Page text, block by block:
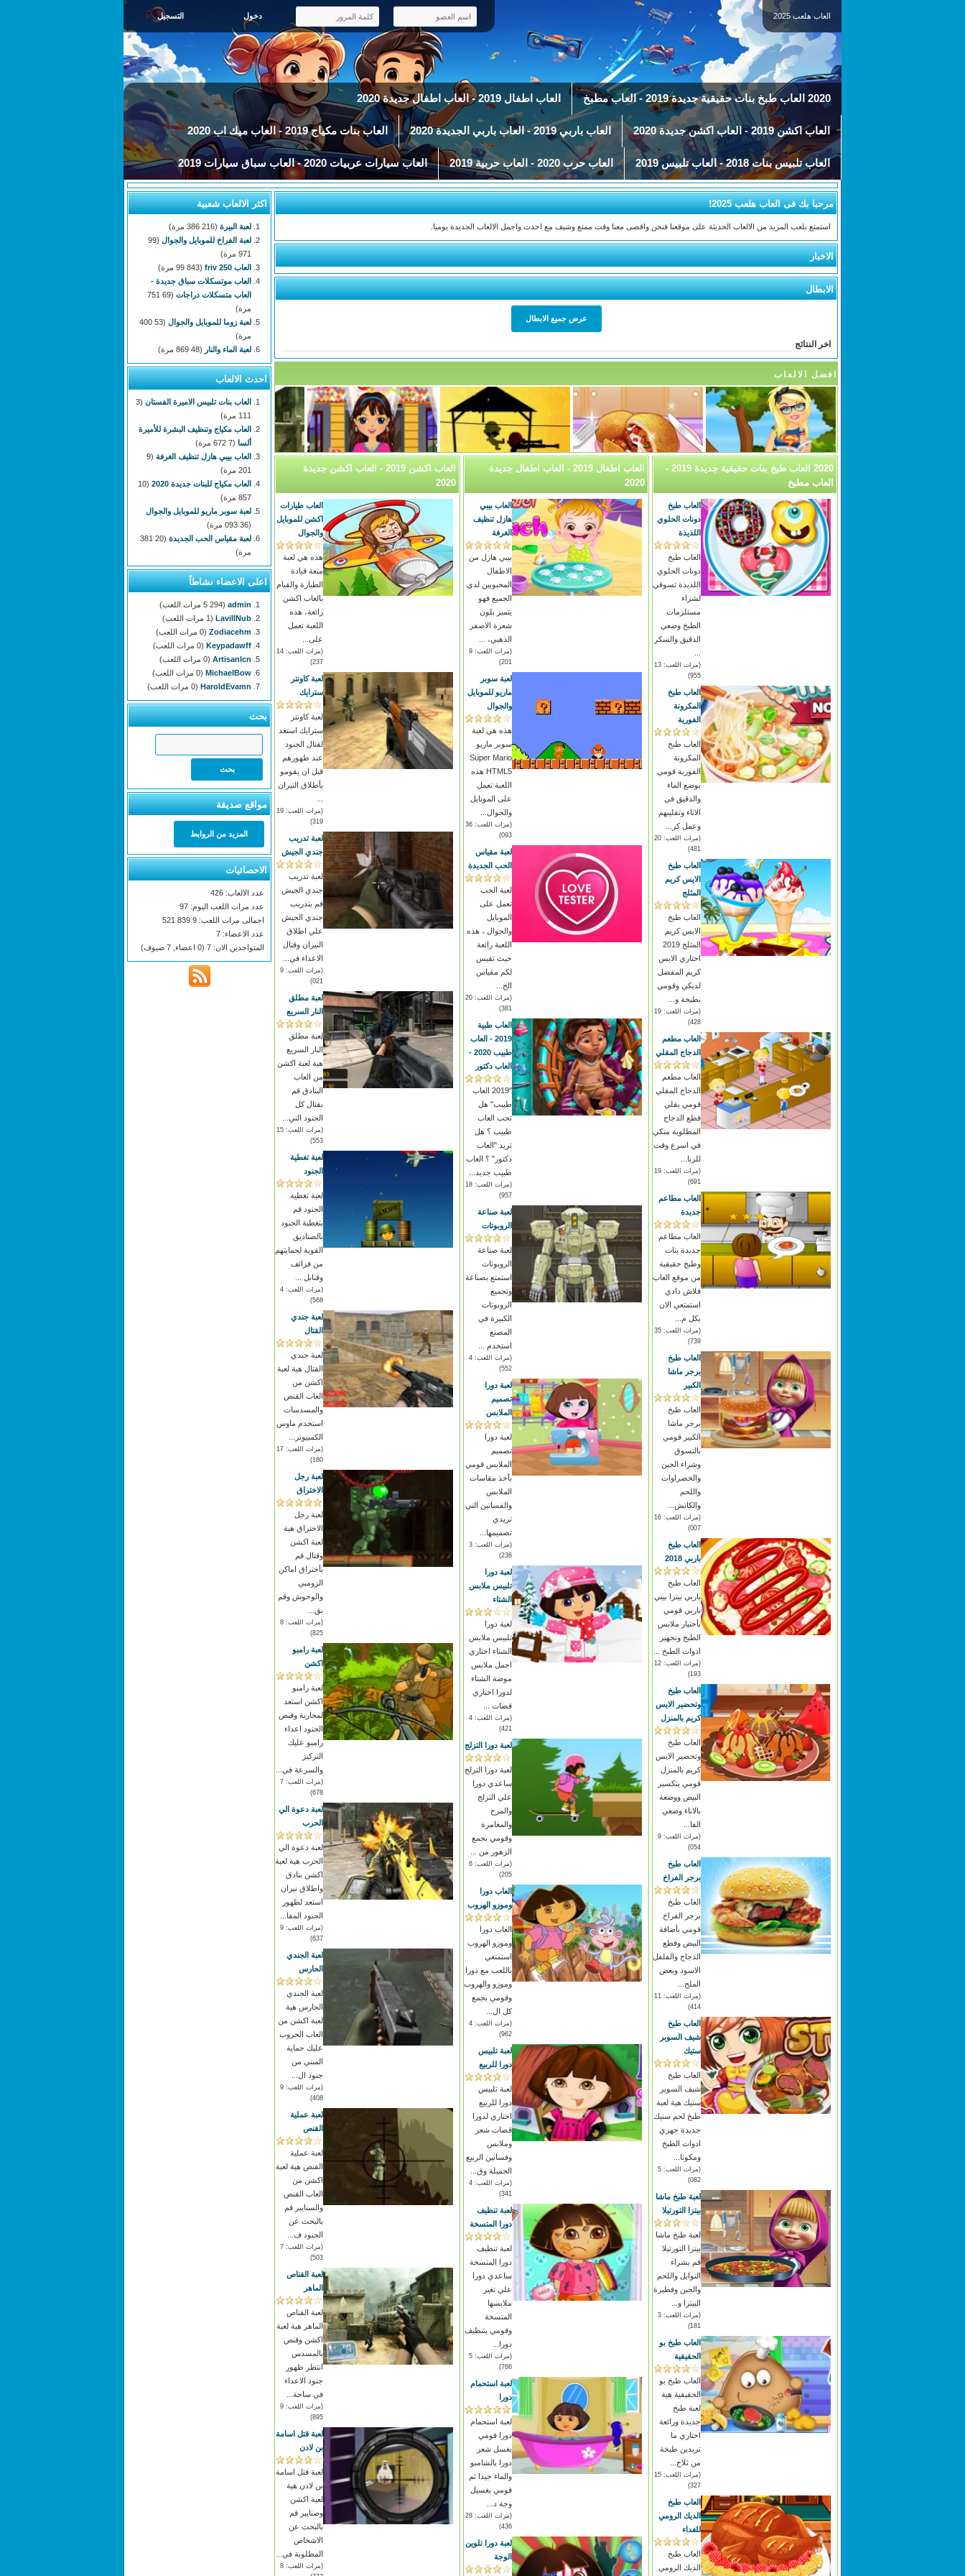
العاب هلعب 2025 التسجيل
2020 العاب طبخ بنات حقيقية جديدة 2019 - العاب مطبخ العاب اطفال 2019 - العاب اطفال جديدة 2020
العاب اكشن 2019 - العاب اكشن جديدة 2020 العاب باربي 2019 - العاب باربي الجديدة 2020 العاب بنات مكياج 2019 - العاب ميك اب 2020
العاب تلبيس بنات 2018 - العاب تلبيس 2019 العاب حرب 2020 - العاب حربية 2019 العاب سيارات عربيات 2020 - العاب سباق سيارات 2019
مرحبا بك فى العاب هلعب 2025!
استمتع بلعب المزيد من الالعاب الحديثة على موقعنا فنحن واقضى معنا وقت ممتع وشيف مع احدث واجمل الالعاب الجديدة يوميا.
الاخبار
الابطال
عرض جميع الابطال
اخر النتائج
افضل الالعاب
2020 العاب طبخ بنات حقيقية جديدة 2019 -
العاب مطبخ
العاب طبخ
دونات الحلوي
اللذيذة
العاب طبخ
دونات الحلوي
اللذيذة تسوقي
لشراء
مستلزمات
الطبخ وضعي
الدقيق والسكر
(مرات اللعب: 13
955)
العاب طبخ
المكرونة
الفورية
العاب طبخ
المكرونة
الفورية قومي
بوضع الماء
والدقيق في
الاناء وتقليبهم
وعمل كر...
(مرات اللعب: 20
481)
العاب طبخ
الايس كريم
المثلج
العاب طبخ
الايس كريم
المثلج 2019
اختاري الايس
كريم المفضل
لديكي وقومي
بطبخة و...
(مرات اللعب: 19
428)
العاب مطعم
الدجاج المقلي
العاب مطعم
الدجاج المقلي
قومي بقلي
قطع الدجاج
المطلوبة منكي
في اسرع وقت
للزبا...
(مرات اللعب: 19
691)
العاب مطاعم
جديدة
العاب مطاعم
جديدة بنات
وطبخ حقيقية
من موقع العاب
فلاش دادي
استمتعي الان
بكل م...
(مرات اللعب: 35
739)
العاب طبخ
برجر ماشا
الكبير
العاب طبخ
برجر ماشا
الكبير قومي
بالتسوق
وشراء الجبن
والخضراوات
واللحم
والكاتش...
(مرات اللعب: 16
007)
العاب طبخ
باربي 2018
العاب طبخ
باربي بيتزا بيبي
باربي قومي
بأختيار ملابس
الطبخ وتجهيز
ادوات الطبخ ...
(مرات اللعب: 12
193)
العاب طبخ
وتحضير الايس
كريم بالمنزل
العاب طبخ
وتحضير الايس
كريم بالمنزل
قومي بتكسير
البيض ووضعة
بالاناء وضعي
الفا...
(مرات اللعب: 9
054)
العاب طبخ
برجر الفراخ
العاب طبخ
برجر الفراخ
قومي بأضافة
البيض وقطع
الدجاج والفلفل
الاسود وبعض
الملح...
(مرات اللعب: 11
414)
العاب طبخ
شيف السوبر
ستيك
العاب طبخ
شيف السوبر
ستيك هية لعبة
طبخ لحم ستيك
جديدة جهزي
ادوات الطبخ
ومكونا...
(مرات اللعب: 5
082)
لعبة طبخ ماشا
بيتزا التورتيلا
لعبة طبخ ماشا
بيتزا التورتيلا
قم بشراء
التوابل واللحم
والجبن وفطيرة
البيتزا و...
(مرات اللعب: 3
181)
العاب طبخ بو
الحقيقية
العاب طبخ بو
الحقيقية هية
لعبة طبخ
جديدة ورائعة
اختاري ما
تريدين طبخة
من ثلاج...
(مرات اللعب: 15
327)
العاب طبخ
الديك الرومي
للغداء
العاب طبخ
الديك الرومي
العاب اطفال 2019 - العاب اطفال جديدة
2020
العاب بيبي
هازل تنظيف
الغرفة
بيبي هازل من
الاطفال
المحبوبين لدي
الجميع فهو
يتميز بلون
شعرة الاصفر
الذهبي، ...
(مرات اللعب: 9
201)
لعبة سوبر
ماريو للموبايل
والجوال
هذه هي لعبة
سوبر ماريو
Super Mario
HTML5 هذه
اللعبة تعمل
على الموبايل
والجوال...
(مرات اللعب: 36
093)
لعبة مقياس
الحب الجديدة
لعبة الحب
تعمل على
الموبايل
والجوال ، هذه
اللعبة رائعة
حيث تقيس
لكم مقياس
الح...
(مرات اللعب: 20
381)
العاب طبية
2019 - العاب
طبيب 2020 -
العاب دكتور
"2019 العاب
طبيب" هل
تحب العاب
طبيب ؟ هل
تريد "العاب
دكتور" ؟ العاب
طبيب جديد...
(مرات اللعب: 18
957)
لعبة صناعة
الروبوتات
لعبة صناعة
الروبوتات
استمتع بصناعة
وتجميع
الروبوتات
الكبيرة في
المصنع
استخدم ...
(مرات اللعب: 4
552)
لعبة دورا
تصميم
الملابس
لعبة دورا
تصميم
الملابس قومي
بأخذ مقاسات
الملابس
والفساتين التي
تريدي
تصميمها...
(مرات اللعب: 3
236)
لعبة دورا
تلبيس ملابس
الشتاء
لعبة دورا
تلبيس ملابس
الشتاء اختاري
اجمل ملابس
موضة الشتاء
لدورا اختاري
قصات ...
(مرات اللعب: 4
421)
لعبة دورا التزلج
لعبة دورا التزلج
ساعدي دورا
علي التزلج
والمرح
والمغامرة
وقومي بجمع
الزهور من ...
(مرات اللعب: 6
205)
العاب دورا
وموزو الهروب
العاب دورا
وموزو الهروب
استمتعي
باللعب مع دورا
وموزو والهروب
وقومي بجمع
كل ال...
(مرات اللعب: 4
962)
لعبة تلبيس
دورا للربيع
لعبة تلبيس
دورا للربيع
اختاري لدورا
قصات شعر
وملابس
وفساتين الربيع
الجميلة وق...
(مرات اللعب: 4
341)
لعبة تنظيف
دورا المتسخة
لعبة تنظيف
دورا المتسخة
ساعدي دورا
علي تغير
ملابسها
المتسخة
وقومي بتنظيف
دورا...
(مرات اللعب: 5
766)
لعبة استحمام
دورا
لعبة استحمام
دورا قومي
بغسل شعر
دورا بالشامبو
والماء جيدا ثم
قومي بغسيل
وجة د...
(مرات اللعب: 28
436)
لعبة دورا تلوين
الوجة
العاب اكشن 2019 - العاب اكشن جديدة
2020
العاب طيارات
اكشن للموبايل
والجوال
هذه هي لعبة
متعة قيادة
الطيارة والقيام
بالعاب اكشن
رائعة، هذه
اللعبة تعمل
على...
(مرات اللعب: 14
237)
لعبة كاونتر
سترايك
لعبة كاونتر
سترايك استعد
لقتال الجنود
عند ظهورهم
قبل ان يقومو
بأطلاق النيران
(مرات اللعب: 19
319)
لعبة تدريب
جندي الجيش
لعبة تدريب
جندي الجيش
قم بتدريب
جندي الجيش
علي اطلاق
النيران وقتال
الاعداء في...
(مرات اللعب: 9
021)
لعبة مطلق
النار السريع
لعبة مطلق
النار السريع
هية لعبة اكشن
من العاب
البنادق قم
بقتال كل
الجنود التي...
(مرات اللعب: 15
553)
لعبة تغطية
الجنود
لعبة تغطية
الجنود قم
بتغطية الجنود
بالصناديق
القوية لحمايتهم
من قزائف
وقنابل ...
(مرات اللعب: 4
568)
لعبة جندي
القتال
لعبة جندي
القتال هية لعبة
اكشن من
العاب القنص
والمسدسات
استخدم ماوس
الكمبيوتر...
(مرات اللعب: 17
180)
لعبة رجل
الاختراق
لعبة رجل
الاختراق هية
لعبة اكشن
وقتال قم
بأختراق اماكن
الزومبي
والوحوش وقم
بق...
(مرات اللعب: 8
825)
لعبة رامبو
اكشن
لعبة رامبو
اكشن استعد
لمحاربة وقنص
الجنود اعداء
رامبو عليك
التركيز
والسرعة في...
(مرات اللعب: 7
678)
لعبة دعوة الي
الحرب
لعبة دعوة الي
الحرب هية لعبة
اكشن بنادق
واطلاق نيران
استعد لظهور
الجنود المفا...
(مرات اللعب: 9
637)
لعبة الجندي
الحارس
لعبة الجندي
الحارس هية
لعبة اكشن من
العاب الحروب
عليك حماية
المبني من
جنود ال...
(مرات اللعب: 9
408)
لعبة عملية
القنص
لعبة عملية
القنص هية لعبة
اكشن من
العاب القنص
والسنايبر قم
بالبحث عن
الجنود ف...
(مرات اللعب: 7
503)
لعبة القناص
الماهر
لعبة القناص
الماهر هية لعبة
اكشن وقنص
بالمسدس
انتظر ظهور
جنود الاعداء
في ساحة...
(مرات اللعب: 9
895)
لعبة قتل اسامة
بن لادن
لعبة قتل اسامة
بن لادن هية
لعبة اكشن
وصنايبر قم
بالبحث عن
الاشخاص
المطلوبة في...
(مرات اللعب: 8
اكثر الالعاب شعبية
لعبة البيرة (216 386 مرة)
لعبة الفراخ للموبايل والجوال
(99
971 مرة)
العاب 250 friv
(99 843 مرة)
العاب موتسكلات سباق جديدة -
العاب متسكلات دراجات
(69 751
مرة)
لعبة زوما للموبايل والجوال
(53 400
مرة)
لعبة الماء والنار (48 869 مرة)
احدث الالعاب
العاب بنات تلبيس الاميرة الفستان (3
111 مرة)
العاب مكياج وتنظيف البشرة للأميرة
ألسا (7 672 مرة)
العاب بيبي هازل تنظيف الغرفة (9
201 مرة)
العاب مكياج للبنات جديدة 2020
(10
857 مرة)
لعبة سوبر ماريو للموبايل والجوال
(36 093 مرة)
لعبة مقياس الحب الجديدة
(20 381
مرة)
اعلى الاعضاء نشاطاً
admin (5 294 مرات اللعب)
LavillNub (1 مرات اللعب)
Zodiacehm (0 مرات اللعب)
Keypadawff (0 مرات اللعب)
Artisanlcn (0 مرات اللعب)
MichaelBow (0 مرات اللعب)
HaroldEvamn (0 مرات اللعب)
بحث
مواقع صديقة
المزيد من الروابط
الاحصائيات
عدد الالعاب: 426
عدد مرات اللعب اليوم: 97
اجمالى مرات اللعب: 9 839 521
عدد الاعضاء: 7
المتواجدين الان: 7 (0 اعضاء, 7 ضيوف)